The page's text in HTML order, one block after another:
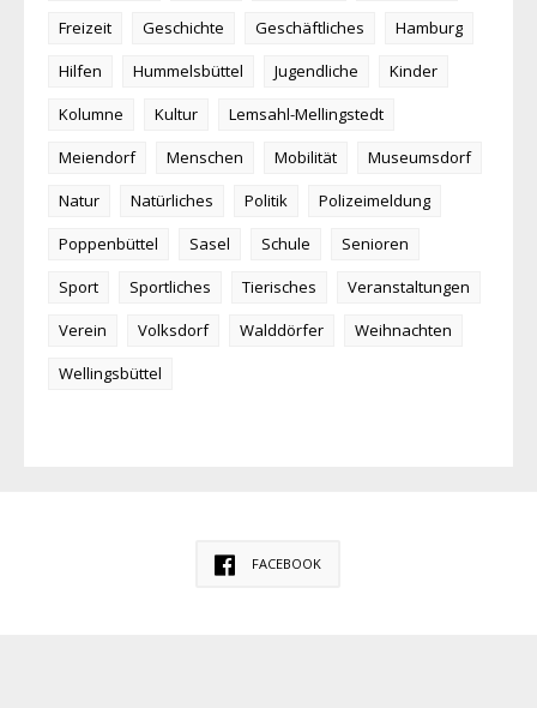
Freizeit
Geschichte Geschäftliches
Hamburg
Hilfen
Hummelsbüttel Jugendliche
Kinder
Kolumne
Kultur
Lemsahl-Mellingstedt
Meiendorf
Menschen Mobilität
Museumsdorf
Natur
Natürliches Politik
Polizeimeldung
Poppenbüttel
Sasel Schule
Senioren
Sport
Sportliches Tierisches
Veranstaltungen
Verein
Volksdorf Walddörfer
Weihnachten
Wellingsbüttel
FACEBOOK